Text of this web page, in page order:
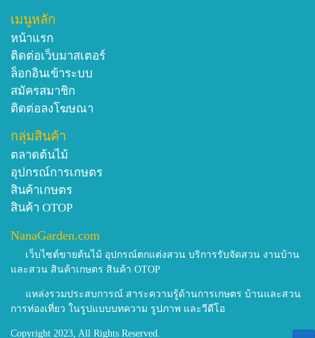
เมนูหลัก
หน้าแรก
ติดต่อเว็บมาสเตอร์
ล็อกอินเข้าระบบ
สมัครสมาชิก
ติดต่อลงโฆษณา
กลุ่มสินค้า
ตลาดต้นไม้
อุปกรณ์การเกษตร
สินค้าเกษตร
สินค้า OTOP
NanaGarden.com
เว็บไซต์ขายต้นไม้ อุปกรณ์ตกแต่งสวน บริการรับจัดสวน งานบ้าน
และสวน สินค้าเกษตร สินค้า OTOP
แหล่งรวมประสบการณ์ สาระความรู้ด้านการเกษตร บ้านและสวน
การท่องเที่ยว ในรูปแบบบทความ รูปภาพ และวีดีโอ
Copyright 2023, All Rights Reserved.